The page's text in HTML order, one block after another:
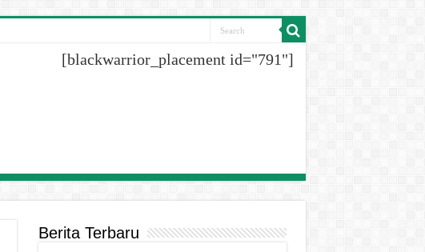
[blackwarrior_placement id="791"]
Berita Terbaru